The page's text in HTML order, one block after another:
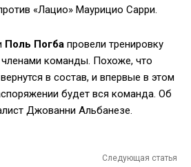
«Лацио» Маурицио Сарри.
Поль Погба провели тренировку
команды. Похоже, что
в состав, и впервые в этом
будет вся команда. Об
Джованни Альбанезе.
Следующая статья